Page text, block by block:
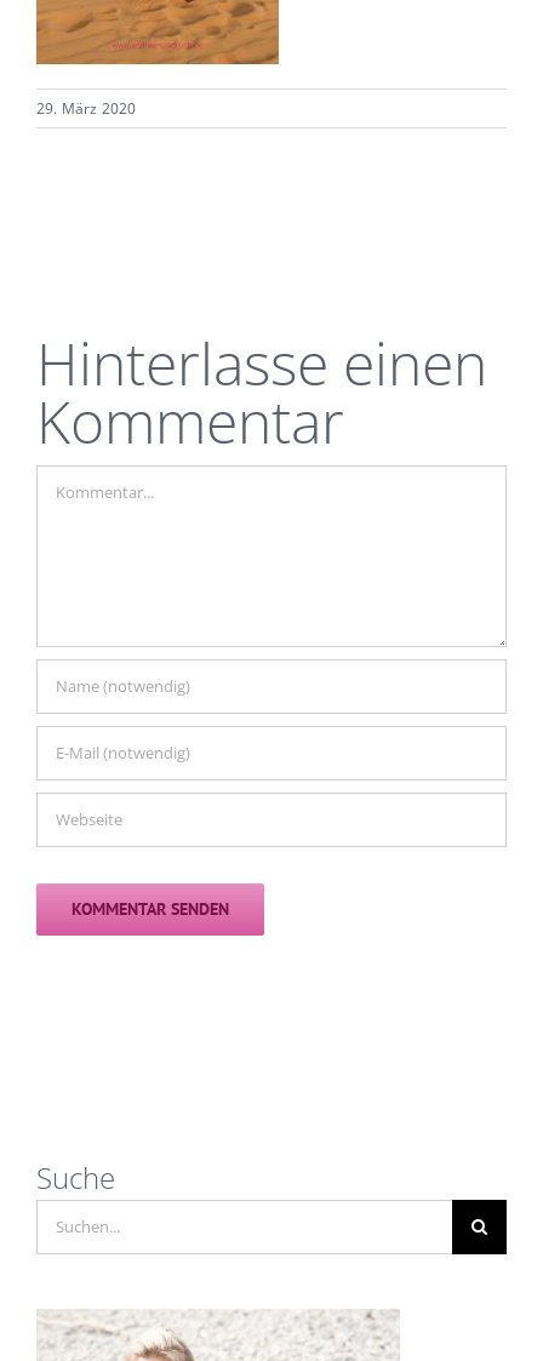
29. März 2020
Hinterlasse einen
Kommentar
Suche